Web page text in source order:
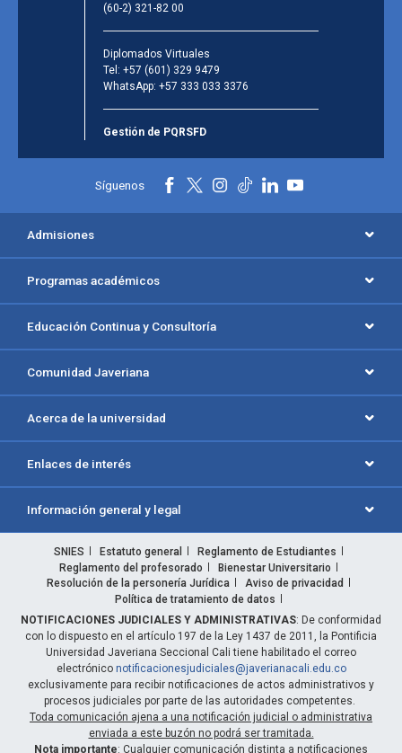
(60-2) 321-82 00
Diplomados Virtuales
Tel: +57 (601) 329 9479
WhatsApp: +57 333 033 3376
Gestión de PQRSFD
Síguenos
Admisiones
Programas académicos
Educación Continua y Consultoría
Comunidad Javeriana
Acerca de la universidad
Enlaces de interés
Información general y legal
SNIES Estatuto general
Reglamento de Estudiantes
Reglamento del profesorado
Bienestar Universitario
Resolución de la personería Jurídica
Aviso de privacidad
Política de tratamiento de datos
NOTIFICACIONES JUDICIALES Y ADMINISTRATIVAS: De conformidad
con lo dispuesto en el artículo 197 de la Ley 1437 de 2011, la Pontificia
Universidad Javeriana Seccional Cali tiene habilitado el correo
electrónico notificacionesjudiciales@javerianacali.edu.co
exclusivamente para recibir notificaciones de actos administrativos y
procesos judiciales por parte de las autoridades competentes.
Toda comunicación ajena a una notificación judicial o administrativa
enviada a este buzón no podrá ser tramitada.
Nota importante: Cualquier comunicación distinta a notificaciones